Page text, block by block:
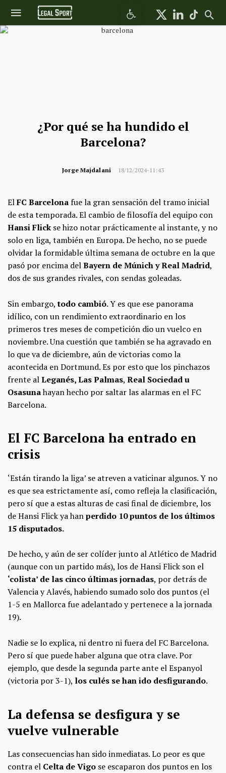
Abrir barra de herramientas
¿Por qué se ha hundido el
Barcelona?
Jorge Majdalani 18/12/2024-11:43
ElFC Barcelonafue la gran sensación del tramo inicial
de esta temporada. El cambio de filosofía del equipo con
Hansi Flick se hizo notar prácticamente al instante, y no
solo en liga, también en Europa. De hecho, no se puede
olvidar la formidable última semana de octubre en la que
pasó por encima delBayern de Múnich y Real Madrid,
dos de sus grandes rivales, con sendas goleadas.
Sin embargo,todo cambió. Y es que ese panorama
idílico, con un rendimiento extraordinario en los
primeros tres meses de competición dio un vuelco en
noviembre. Una cuestión que también se ha agravado en
lo que va de diciembre, aún de victorias como la
acontecida en Dortmund. Es por esto que los pinchazos
frente alLeganés, Las Palmas, Real Sociedad u
Osasunahayan hecho por saltar las alarmas en el FC
Barcelona.
El FC Barcelona ha entrado en
crisis
‘Están tirando la liga’ se atreven a vaticinar algunos. Y no
es que sea estrictamente así, como refleja la clasificación,
pero sí que a estas alturas de casi final de diciembre, los
de Hansi Flick ya hanperdido 10 puntos de los últimos
15 disputados.
De hecho, y aún de ser colíder junto al Atlético de Madrid
(aunque con un partido más), los de Hansi Flick son el
‘colista’ de las cinco últimas jornadas, por detrás de
Valencia y Alavés, habiendo sumado solo dos puntos (el
1-5 en Mallorca fue adelantado y pertenece a la jornada
19).
Nadie se lo explica, ni dentro ni fuera del FC Barcelona.
Pero sí que puede haber alguna que otra clave. Por
ejemplo, que desde la segunda parte ante el Espanyol
(victoria por 3-1), los culés se han ido desfigurando.
La defensa se desfigura y se
vuelve vulnerable
Las consecuencias han sido inmediatas. Lo peor es que
contra el Celta de Vigo se escaparon dos puntos en los